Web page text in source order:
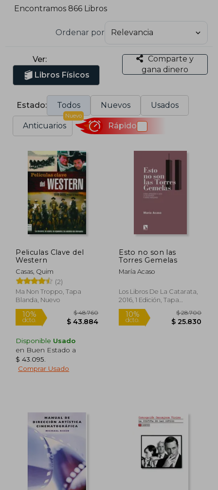
Encontramos 866 Libros
Ordenar por
Ver:
Libros Físicos
Comparte y
gana dinero
Estado: Todos Nuevos Usados
Anticuarios
Nuevo
Rápido
Peliculas Clave del
Western
Casas, Quim
(2)
Ma Non Troppo, Tapa
Blanda, Nuevo
10%
Disponible Usado
en Buen Estado a
$ 43.095
Comprar Usado
Esto no son las
Torres Gemelas
María Acaso
Los Libros De La Catarata,
2016, 1 Edición, Tapa
Blanda, Nuevo